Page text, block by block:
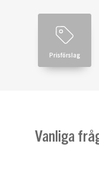
Prisförslag
Vanliga